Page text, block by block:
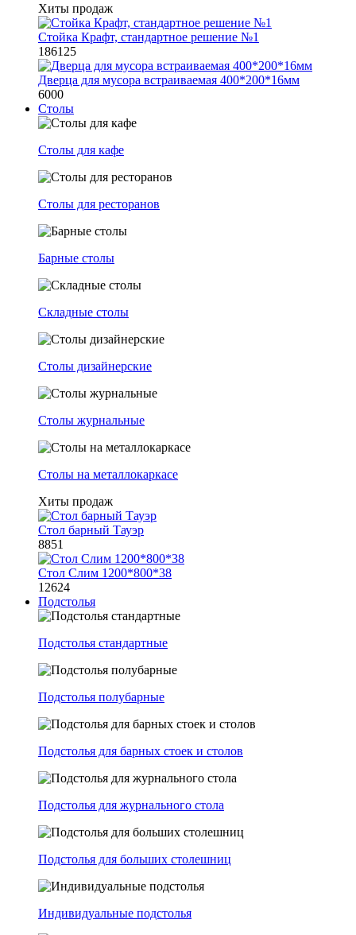
Хиты продаж
Стойка Крафт, стандартное решение №1
186125
Дверца для мусора встраиваемая 400*200*16мм
6000
Столы
Столы для кафе
Столы для ресторанов
Барные столы
Складные столы
Столы дизайнерские
Столы журнальные
Столы на металлокаркасе
Хиты продаж
Стол барный Тауэр
8851
Стол Слим 1200*800*38
12624
Подстолья
Подстолья стандартные
Подстолья полубарные
Подстолья для барных стоек и столов
Подстолья для журнального стола
Подстолья для больших столешниц
Индивидуальные подстолья